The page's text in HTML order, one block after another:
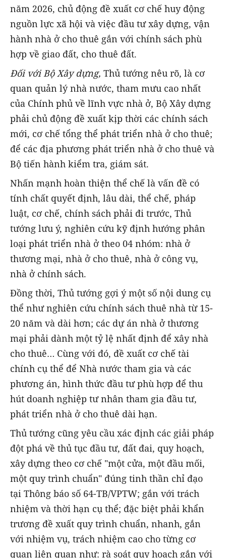
năm 2026, chủ động đề xuất cơ chế huy động
nguồn lực xã hội và việc đầu tư xây dựng, vận
hành nhà ở cho thuê gắn với chính sách phù
hợp về giao đất, cho thuê đất.
Đối với Bộ Xây dựng, Thủ tướng nêu rõ, là cơ
quan quản lý nhà nước, tham mưu cao nhất
của Chính phủ về lĩnh vực nhà ở, Bộ Xây dựng
phải chủ động đề xuất kịp thời các chính sách
mới, cơ chế tổng thể phát triển nhà ở cho thuê;
để các địa phương phát triển nhà ở cho thuê và
Bộ tiến hành kiểm tra, giám sát.
Nhấn mạnh hoàn thiện thể chế là vấn đề có
tính chất quyết định, lâu dài, thể chế, pháp
luật, cơ chế, chính sách phải đi trước, Thủ
tướng lưu ý, nghiên cứu kỹ định hướng phân
loại phát triển nhà ở theo 04 nhóm: nhà ở
thương mại, nhà ở cho thuê, nhà ở công vụ,
nhà ở chính sách.
Đồng thời, Thủ tướng gợi ý một số nội dung cụ
thể như nghiên cứu chính sách thuê nhà từ 15-
20 năm và dài hơn; các dự án nhà ở thương
mại phải dành một tỷ lệ nhất định để xây nhà
cho thuê… Cùng với đó, đề xuất cơ chế tài
chính cụ thể để Nhà nước tham gia và các
phương án, hình thức đầu tư phù hợp để thu
hút doanh nghiệp tư nhân tham gia đầu tư,
phát triển nhà ở cho thuê dài hạn.
Thủ tướng cũng yêu cầu xác định các giải pháp
đột phá về thủ tục đầu tư, đất đai, quy hoạch,
xây dựng theo cơ chế "một cửa, một đầu mối,
một quy trình chuẩn" đúng tinh thần chỉ đạo
tại Thông báo số 64-TB/VPTW; gắn với trách
nhiệm và thời hạn cụ thể; đặc biệt phải khẩn
trương đề xuất quy trình chuẩn, nhanh, gắn
với nhiệm vụ, trách nhiệm cao cho từng cơ
quan liên quan như: rà soát quy hoạch gắn với